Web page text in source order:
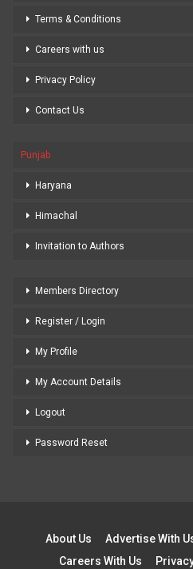
Terms & Conditions
Careers with us
Privacy Policy
Contact Us
Punjab
Haryana
Himachal
Invitation to Authors
Members Directory
Register / Login
My Profile
My Account Details
Logout
Password Reset
About Us Advertise With
Careers With Us